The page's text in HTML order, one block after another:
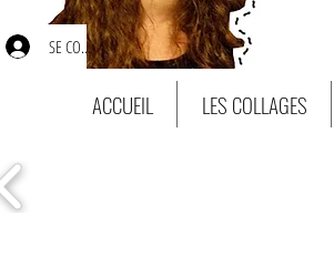
SE CONNECTER
ACCUEIL LES COLLAGES